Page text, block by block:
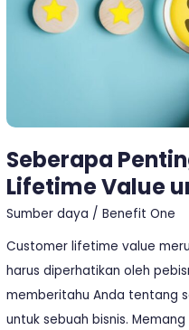
Seberapa
Lifetime Value
Sumber daya /Benefit One
Customer lifetime value
harus diperhatikan oleh
memberitahu Anda tentang
untuk sebuah bisnis.
untuk
Bisnis